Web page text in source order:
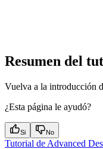
Resumen del
Vuelva a la introducción
¿Esta página le ayudó?
Si No
Tutorial de Advanced